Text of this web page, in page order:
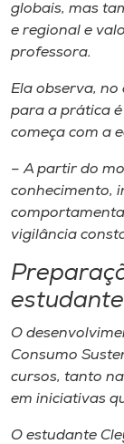
globais, mas
e regional e
professora.
Ela observa, no
para a prática
começa com a
– A partir do
conhecimento,
vigilância
O
Consumo
cursos, tanto
em iniciativas
O estudante